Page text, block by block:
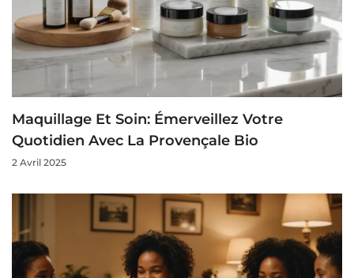
Maquillage Et Soin: Émerveillez Votre
Quotidien Avec La Provençale Bio
2 Avril 2025